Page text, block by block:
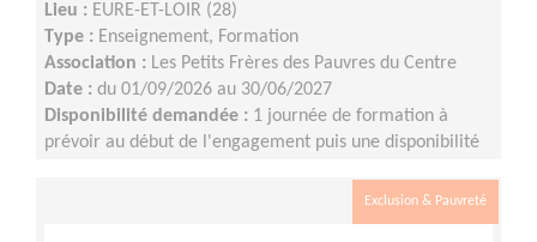
Lieu : EURE-ET-LOIR (28)
Type : Enseignement, Formation
Association : Les Petits Frères des Pauvres du Centre
Date : du 01/09/2026 au 30/06/2027
Disponibilité demandée : 1 journée de formation à
prévoir au début de l'engagement puis une disponibilité
Exclusion & Pauvreté